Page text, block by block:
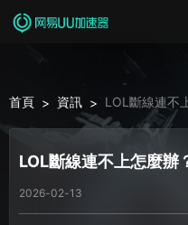
首頁 > 資訊 > LOL斷線連不
LOL斷線連不上怎麼辦
2026-02-13